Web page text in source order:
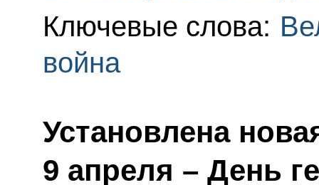
Ключевые слова:
война
Установлена
9 апреля – День